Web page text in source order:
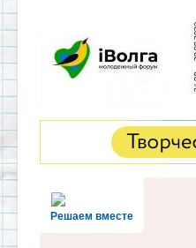
Решаем вместе